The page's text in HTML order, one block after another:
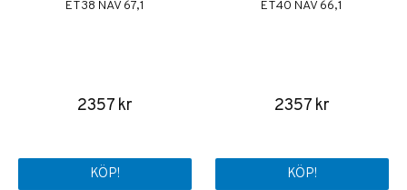
ET38 NAV 67,1
2357 kr
KÖP!
ET40 NAV 66,1
2357 kr
KÖP!